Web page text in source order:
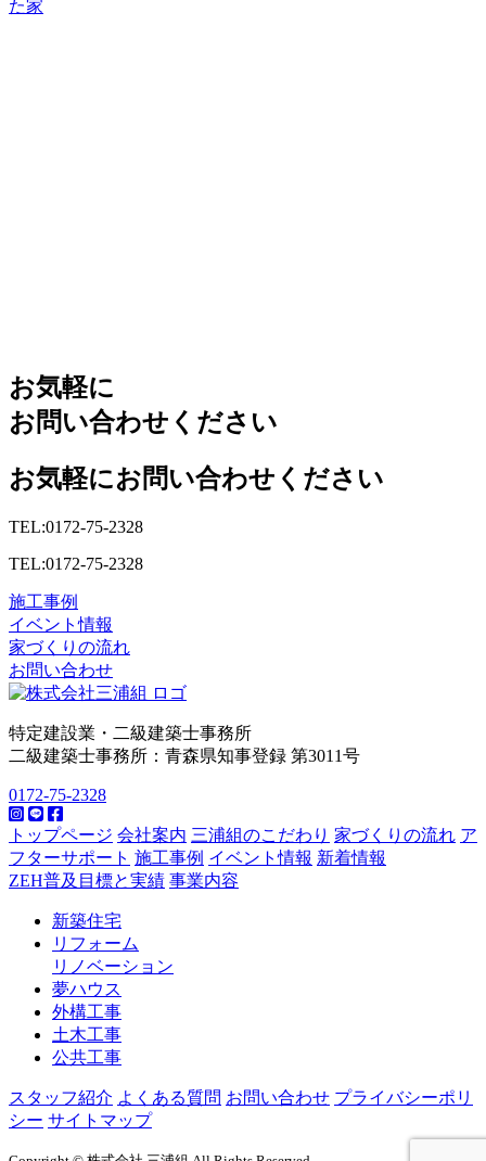
た家
お気軽に
お問い合わせください
お気軽にお問い合わせください
TEL:0172-75-2328
TEL:0172-75-2328
施工事例
イベント情報
家づくりの流れ
お問い合わせ
特定建設業・二級建築士事務所
二級建築士事務所：青森県知事登録 第3011号
0172-75-2328
トップページ 会社案内 三浦組のこだわり 家づくりの流れ ア
フターサポート 施工事例 イベント情報 新着情報
ZEH普及目標と実績 事業内容
新築住宅
リフォーム
リノベーション
夢ハウス
外構工事
土木工事
公共工事
スタッフ紹介 よくある質問 お問い合わせ プライバシーポリ
シー サイトマップ